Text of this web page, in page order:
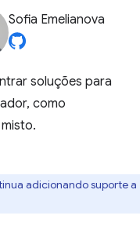
Sofia Emelianova
soluções para
como
adicionando suporte a